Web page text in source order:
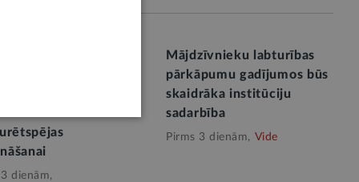
3 dienām,
Mājdzīvnieku labturības
pārkāpumu gadījumos būs
skaidrāka institūciju
sadarbība
Pirms 3 dienām, Vide